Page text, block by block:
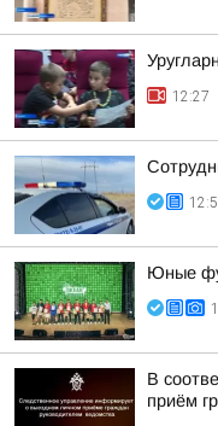
12:27
Юные
В
приём